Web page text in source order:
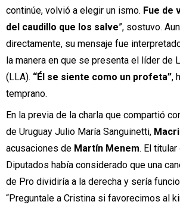
continúe, volvió a elegir un ismo. Fue de
del caudillo que los salve”, sostuvo.
directamente, su mensaje fue
la manera en que se presenta el líder de
(LLA). “Él se siente como un profeta”,
temprano.
En la previa de la charla que compartió
de Uruguay Julio María Sanguinetti, Macri
acusaciones de Martín Menem. El
Diputados había considerado que una
de Pro dividiría a la derecha y sería
“Preguntale a Cristina si favorecimos al